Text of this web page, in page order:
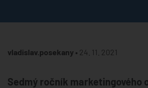
vladislav.posekany • 24. 11. 2021
Sedmý ročník marketingového